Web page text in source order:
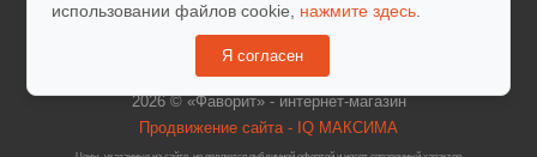
Согласие на обработку персональных данных
2026 © «Фаворит» - интернет-магазин
Продвижение сайта - IQ МАКСИМА
использовании файлов cookie, нажмите здесь.
Я согласен